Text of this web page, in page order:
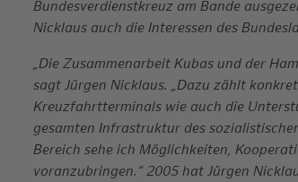
Bundesverdienstkreuz am Bande
Nicklaus auch die Interessen des
„Die Zusammenarbeit Kubas und der
sagt Jürgen Nicklaus. „Dazu zählt
Kreuzfahrtterminals wie auch die
gesamten Infrastruktur des
Bereich sehe ich Möglichkeiten,
voranzubringen.“ 2005 hat Jürgen